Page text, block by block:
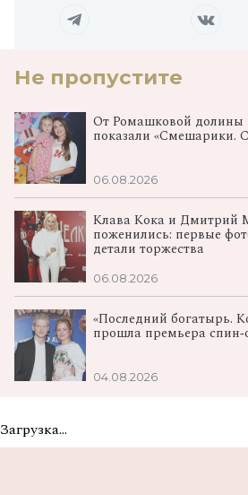
Не пропустите
От Ромашковой долины
показали «Смешарики.
06.08.2026
Клава Кока и Дмитрий
поженились: первые
детали торжества
06.08.2026
«Последний богатырь.
прошла премьера
04.08.2026
Загрузка...